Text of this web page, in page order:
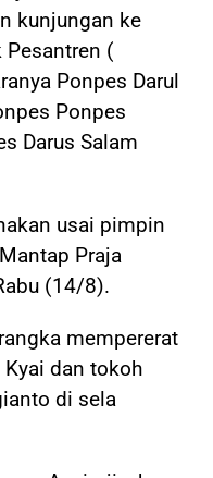
kunjungan ke
Pesantren (
Ponpes Darul
Ponpes
Darus Salam
usai pimpin
Praja
(14/8).
mempererat
dan tokoh
di sela